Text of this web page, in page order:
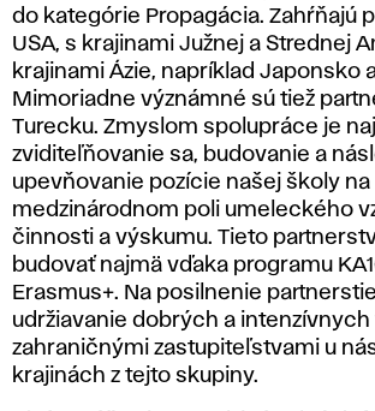
do kategórie Propagácia. Zahŕňajú
USA, s krajinami Južnej a Strednej
krajinami Ázie, napríklad Japonsko
Mimoriadne význámné sú tiež
Turecku. Zmyslom spolupráce je
zviditeľňovanie sa, budovanie a
upevňovanie pozície našej školy na
medzinárodnom poli umeleckého
činnosti a výskumu. Tieto
budovať najmä vďaka programu
Erasmus+. Na posilnenie
udržiavanie dobrých a intenzívnych
zahraničnými zastupiteľstvami u
krajinách z tejto skupiny.